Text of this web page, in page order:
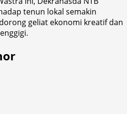
tenun lokal semakin
geliat ekonomi kreatif dan